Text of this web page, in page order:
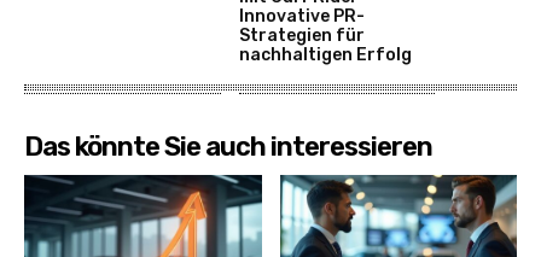
Innovative PR-
Strategien für
nachhaltigen Erfolg
Das könnte Sie auch interessieren